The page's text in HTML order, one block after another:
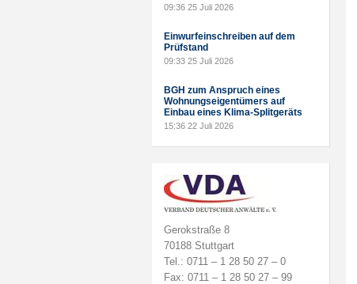
09:36 25 Juli 2026
Einwurfeinschreiben auf dem
Prüfstand
09:33 25 Juli 2026
BGH zum Anspruch eines
Wohnungseigentümers auf
Einbau eines Klima-Splitgeräts
15:36 22 Juli 2026
Gerokstraße 8
70188 Stuttgart
Tel.: 0711 – 1 28 50 27 – 0
Fax: 0711 – 1 28 50 27 – 99